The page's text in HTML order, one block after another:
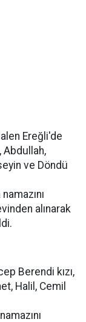
Ereğli'de
ve Döndü
alınarak
Berendi kızı,
Halil, Cemil